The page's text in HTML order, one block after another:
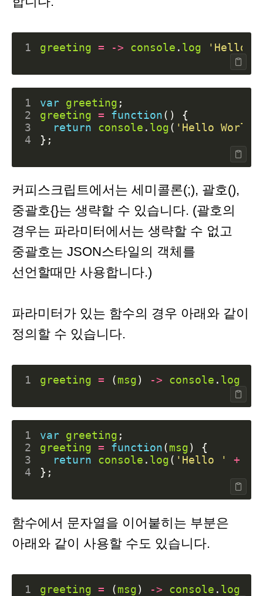
1 greeting = -> console . log 'Hello
1 var greeting ;
2
greeting = function()
{
3
return console . log( 'Hello World'
4
};
커피스크립트에서는 세미콜론(;), 괄호(),
중괄호{}는 생략할 수 있습니다. (괄호의
경우는 파라미터에서는 생략할 수 없고
중괄호는 JSON스타일의 객체를
선언할때만 사용합니다.)
파라미터가 있는 함수의 경우 아래와 같이
정의할 수 있습니다.
1 greeting = (msg) -> console . log
1 var greeting ;
2
greeting = function(msg)
{
3
return console . log( 'Hello ' +
4
};
함수에서 문자열을 이어붙히는 부분은
아래와 같이 사용할 수도 있습니다.
1 greeting = (msg) -> console . log